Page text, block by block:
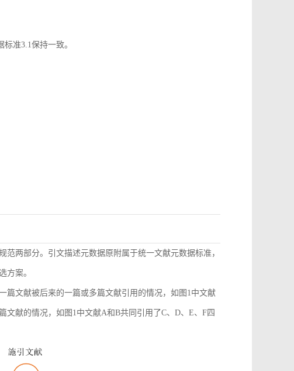
准3.1保持一致。
两部分。引文描述元数据原附属于统一文献元数据标准，
方案。
篇文献被后来的一篇或多篇文献引用的情况，如图1中文献
献的情况，如图1中文献A和B共同引用了C、D、E、F四